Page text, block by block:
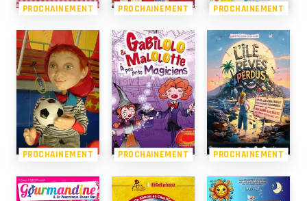
PROCHAINEMENT PROCHAINEMENT PROCHAINEMENT
PROCHAINEMENT PROCHAINEMENT PROCHAINEMENT